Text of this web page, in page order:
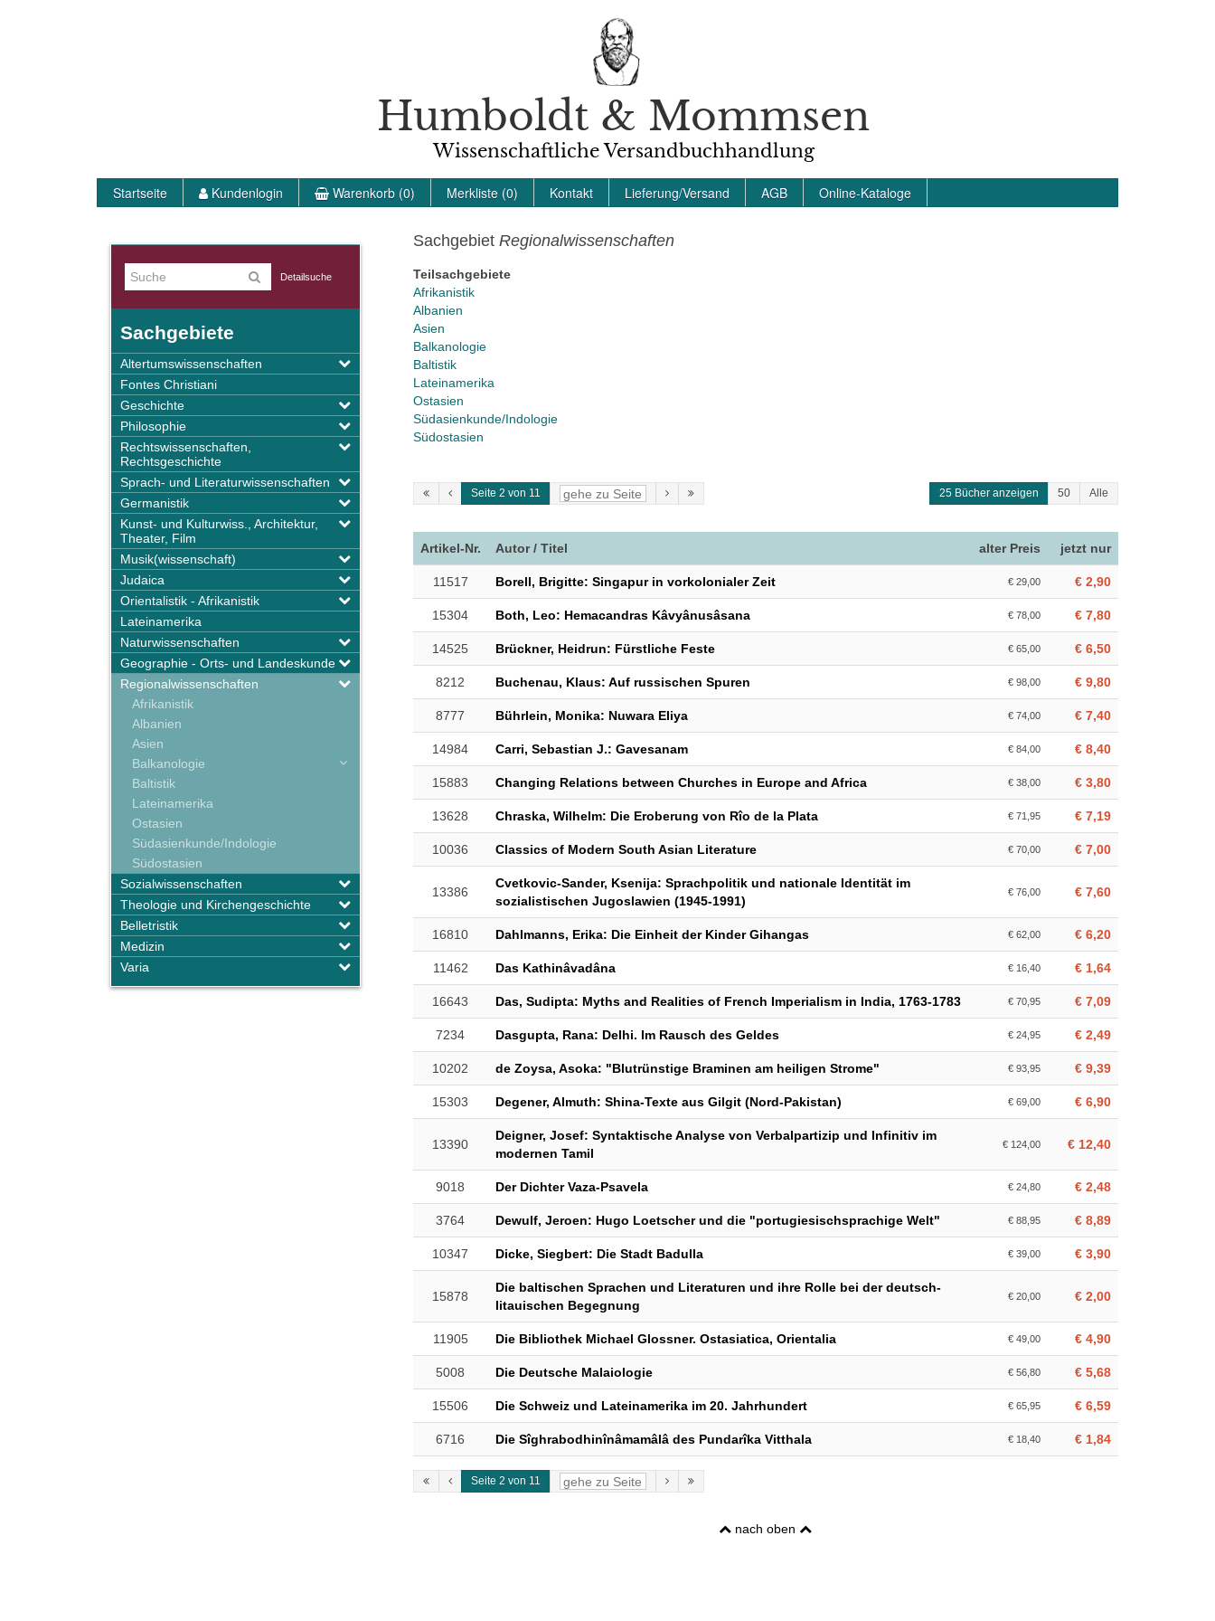
Humboldt & Mommsen
Wissenschaftliche Versandbuchhandlung
Startseite Kundenlogin Warenkorb (0) Merkliste (0) Kontakt Lieferung/Versand AGB Online-Kataloge
Detailsuche
Sachgebiete
Altertumswissenschaften
Fontes Christiani
Geschichte
Philosophie
Rechtswissenschaften,
Rechtsgeschichte
Sprach- und Literaturwissenschaften
Germanistik
Kunst- und Kulturwiss., Architektur,
Theater, Film
Musik(wissenschaft)
Judaica
Orientalistik - Afrikanistik
Lateinamerika
Naturwissenschaften
Geographie - Orts- und Landeskunde
Regionalwissenschaften
Afrikanistik
Albanien
Asien
Balkanologie
Baltistik
Lateinamerika
Ostasien
Südasienkunde/Indologie
Südostasien
Sozialwissenschaften
Theologie und Kirchengeschichte
Belletristik
Medizin
Varia
Sachgebiet Regionalwissenschaften
Teilsachgebiete
Afrikanistik
Albanien
Asien
Balkanologie
Baltistik
Lateinamerika
Ostasien
Südasienkunde/Indologie
Südostasien
Seite 2 von 11 25 Bücher anzeigen 50 Alle
Artikel-Nr. Autor / Titel alter Preis jetzt nur
11517 Borell, Brigitte: Singapur in vorkolonialer Zeit € 29,00 € 2,90
15304 Both, Leo: Hemacandras Kâvyânusâsana € 78,00 € 7,80
14525 Brückner, Heidrun: Fürstliche Feste € 65,00 € 6,50
8212 Buchenau, Klaus: Auf russischen Spuren € 98,00 € 9,80
8777 Bührlein, Monika: Nuwara Eliya € 74,00 € 7,40
14984 Carri, Sebastian J.: Gavesanam € 84,00 € 8,40
15883 Changing Relations between Churches in Europe and Africa € 38,00 € 3,80
13628 Chraska, Wilhelm: Die Eroberung von Rîo de la Plata € 71,95 € 7,19
10036 Classics of Modern South Asian Literature € 70,00 € 7,00
13386
Cvetkovic-Sander, Ksenija: Sprachpolitik und nationale Identität im
sozialistischen Jugoslawien (1945-1991)
€ 76,00 € 7,60
16810 Dahlmanns, Erika: Die Einheit der Kinder Gihangas € 62,00 € 6,20
11462 Das Kathinâvadâna € 16,40 € 1,64
16643 Das, Sudipta: Myths and Realities of French Imperialism in India, 1763-1783 € 70,95 € 7,09
7234 Dasgupta, Rana: Delhi. Im Rausch des Geldes € 24,95 € 2,49
10202 de Zoysa, Asoka: "Blutrünstige Braminen am heiligen Strome" € 93,95 € 9,39
15303 Degener, Almuth: Shina-Texte aus Gilgit (Nord-Pakistan) € 69,00 € 6,90
13390
Deigner, Josef: Syntaktische Analyse von Verbalpartizip und Infinitiv im
modernen Tamil
€ 124,00 € 12,40
9018 Der Dichter Vaza-Psavela € 24,80 € 2,48
3764 Dewulf, Jeroen: Hugo Loetscher und die "portugiesischsprachige Welt" € 88,95 € 8,89
10347 Dicke, Siegbert: Die Stadt Badulla € 39,00 € 3,90
15878
Die baltischen Sprachen und Literaturen und ihre Rolle bei der deutsch-
litauischen Begegnung
€ 20,00 € 2,00
11905 Die Bibliothek Michael Glossner. Ostasiatica, Orientalia € 49,00 € 4,90
5008 Die Deutsche Malaiologie € 56,80 € 5,68
15506 Die Schweiz und Lateinamerika im 20. Jahrhundert € 65,95 € 6,59
6716 Die Sîghrabodhinînâmamâlâ des Pundarîka Vitthala € 18,40 € 1,84
Seite 2 von 11
nach oben